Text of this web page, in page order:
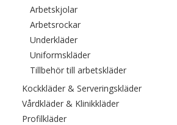
ArbetskjolarFiltrera efter category:
ArbetsrockarFiltrera efter category:
UnderkläderFiltrera efter category:
UniformskläderFiltrera efter
Tillbehör till arbetskläderFiltrera efter
Kockkläder & ServeringskläderFiltrera
Vårdkläder & KlinikkläderFiltrera efter
ProfilkläderFiltrera efter category: